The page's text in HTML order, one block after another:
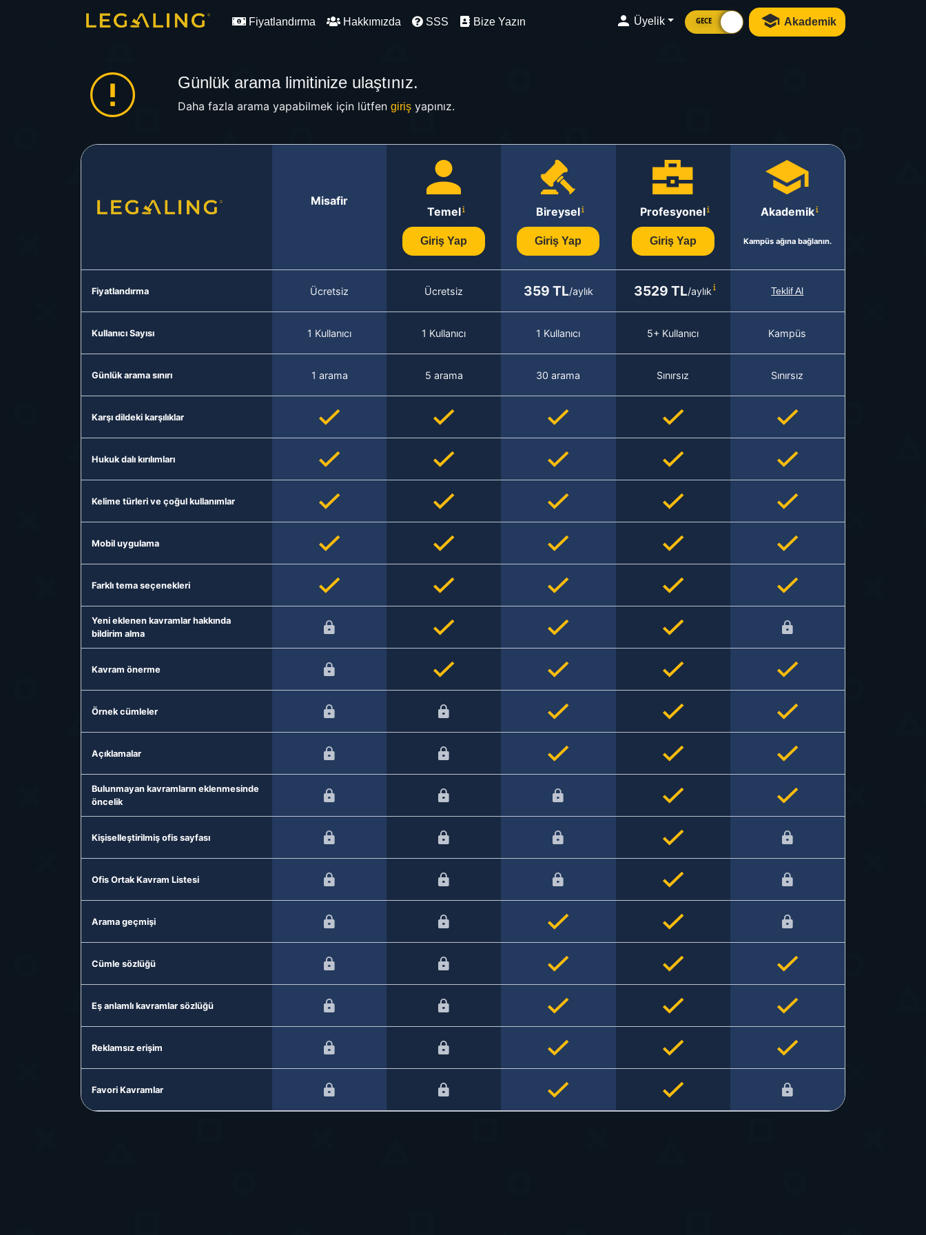
Fiyatlandırma Hakkımızda SSS Bize Yazın Üyelik GECE Akademik
Günlük arama limitinize ulaştınız.
Daha fazla arama yapabilmek için lütfen girişyapınız.
Misafir
Temel
Giriş Yap
Bireysel
Giriş Yap
Profesyonel
Giriş Yap
Akademik
Kampüs ağına bağlanın.
Fiyatlandırma Ücretsiz Ücretsiz 359 TL/aylık 3529 TL/aylık Teklif Al
Kullanıcı Sayısı 1 Kullanıcı 1 Kullanıcı 1 Kullanıcı 5+ Kullanıcı Kampüs
Günlük arama sınırı 1 arama 5 arama 30 arama Sınırsız Sınırsız
Karşı dildeki karşılıklar
Hukuk dalı kırılımları
Kelime türleri ve çoğul kullanımlar
Mobil uygulama
Farklı tema seçenekleri
Yeni eklenen kavramlar hakkında
bildirim alma
Kavram önerme
Örnek cümleler
Açıklamalar
Bulunmayan kavramların eklenmesinde
öncelik
Kişiselleştirilmiş ofis sayfası
Ofis Ortak Kavram Listesi
Arama geçmişi
Cümle sözlüğü
Eş anlamlı kavramlar sözlüğü
Reklamsız erişim
Favori Kavramlar